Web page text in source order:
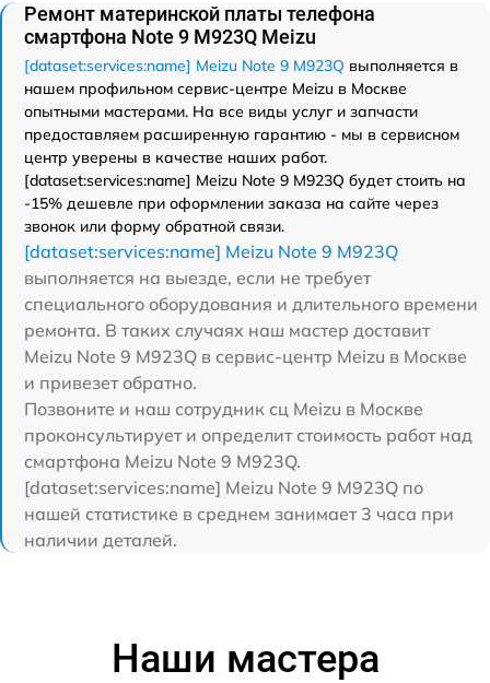
Ремонт материнской платы телефона
смартфона Note 9 M923Q Meizu
[dataset:services:name] Meizu Note 9 M923Q выполняется в
нашем профильном сервис-центре Meizu в Москве
опытными мастерами. На все виды услуг и запчасти
предоставляем расширенную гарантию - мы в сервисном
центр уверены в качестве наших работ.
[dataset:services:name] Meizu Note 9 M923Q будет стоить на
-15% дешевле при оформлении заказа на сайте через
звонок или форму обратной связи.
[dataset:services:name] Meizu Note 9 M923Q
выполняется на выезде, если не требует
специального оборудования и длительного времени
ремонта. В таких случаях наш мастер доставит
Meizu Note 9 M923Q в сервис-центр Meizu в Москве
и привезет обратно.
Позвоните и наш сотрудник сц Meizu в Москве
проконсультирует и определит стоимость работ над
смартфона Meizu Note 9 M923Q.
[dataset:services:name] Meizu Note 9 M923Q по
нашей статистике в среднем занимает 3 часа при
наличии деталей.
Наши мастера